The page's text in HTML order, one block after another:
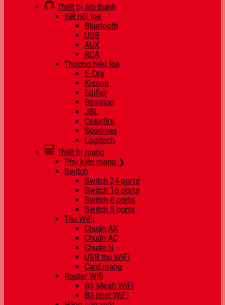
Thiết bị âm thanh
Kết nối loa
Bluetooth
USB
AUX
RCA
Thương hiệu loa
E-Dra
Kisonli
Edifier
Bosston
JBL
Colorfire
Soudmax
Logitech
Thiết bị mạng
Phụ kiện mạng ❯
Switch
Switch 24 ports
Switch 16 ports
Switch 8 ports
Switch 5 ports
Thu WiFi
Chuẩn AX
Chuẩn AC
Chuẩn N
USB thu WiFi
Card mạng
Router Wifi
Bộ Mesh WiFi
Bộ phát WiFi